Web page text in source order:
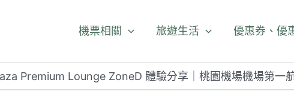
機票相關 旅遊生活 優惠券、優
Premium Lounge ZoneD 體驗分享｜桃園機場機場第一